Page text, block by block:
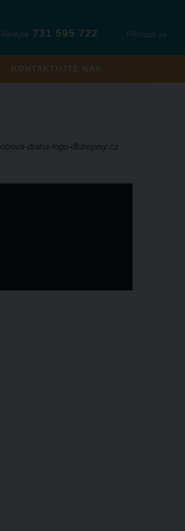
Přihlásit se
Volejte 731 595 722
KONTAKTUJTE NÁS